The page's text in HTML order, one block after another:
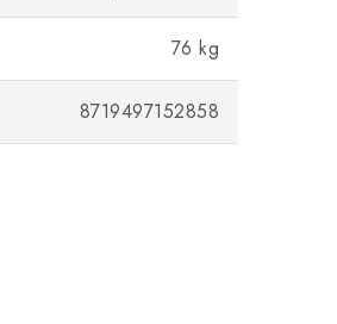
76 kg
8719497152858